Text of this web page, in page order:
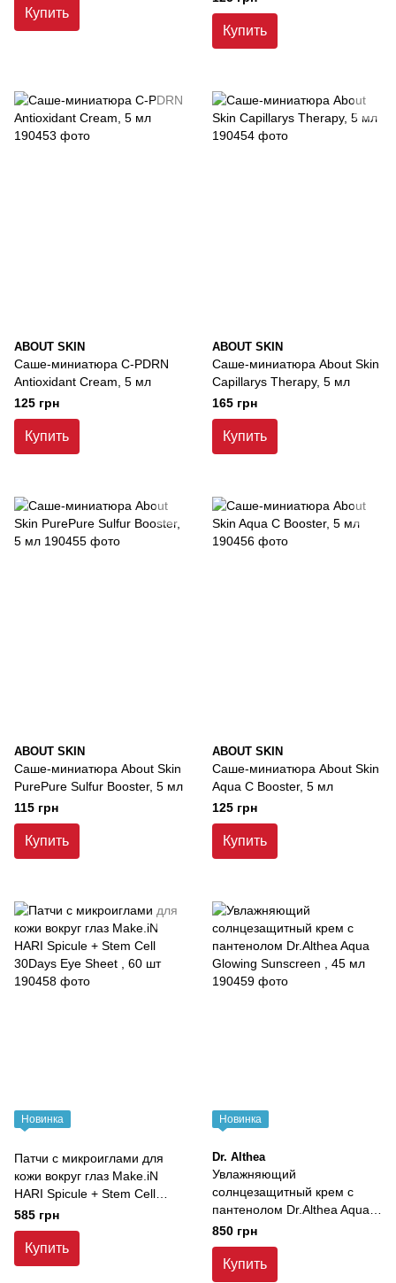
Купить
Купить
ABOUT SKIN
Саше-миниатюра C-PDRN
Antioxidant Cream, 5 мл
125 грн
Купить
ABOUT SKIN
Саше-миниатюра About Skin
Capillarys Therapy, 5 мл
165 грн
Купить
ABOUT SKIN
Саше-миниатюра About Skin
PurePure Sulfur Booster, 5 мл
115 грн
Купить
ABOUT SKIN
Саше-миниатюра About Skin
Aqua C Booster, 5 мл
125 грн
Купить
Новинка
Патчи с микроиглами для
кожи вокруг глаз Make.iN
HARI Spicule + Stem Cell
30Days Eye Sheet , 60 шт
585 грн
Купить
Новинка
Dr. Althea
Увлажняющий
солнцезащитный крем с
пантенолом Dr.Althea Aqua
Glowing Sunscreen , 45 мл
850 грн
Купить